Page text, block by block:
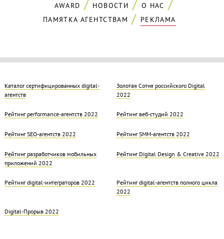
AWARD
НОВОСТИ
О НАС
ПАМЯТКА АГЕНТСТВАМ
РЕКЛАМА
Каталог сертифицированных digital-
агентств
Золотая Cотня российского Digital
2022
Рейтинг performance-агентств 2022 Рейтинг веб-студий 2022
Рейтинг SEO-агентств 2022 Рейтинг SMM-агентств 2022
Рейтинг разработчиков мобильных
приложений 2022
Рейтинг Digital Design & Creative 2022
Рейтинг digital-интеграторов 2022
Рейтинг digital-агентств полного цикла
2022
Digital-Прорыв 2022